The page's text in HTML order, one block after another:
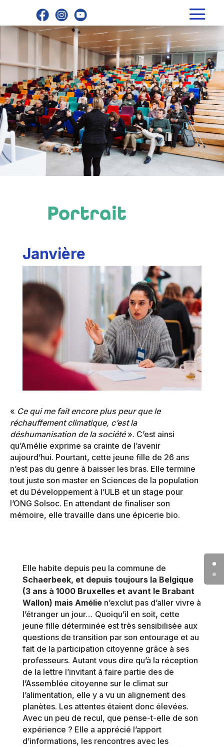
Portrait
Janvière
« Ce qui me fait encore plus peur que le
réchauffement climatique, c’est la
déshumanisation de la société». C’est ainsi
qu’Amélie exprime sa crainte de l’avenir
aujourd’hui. Pourtant, cette jeune fille de 26 ans
n’est pas du genre à baisser les bras. Elle termine
tout juste son master en Sciences de la population
et du Développement à l’ULB et un stage pour
l’ONG Solsoc. En attendant de finaliser son
mémoire, elle travaille dans une épicerie bio.
Elle habite depuis peu la commune de
Schaerbeek, et depuis toujours la Belgique
(3 ans à 1000 Bruxelles et avant le Brabant
Wallon) mais Amélie n’exclut pas d’aller vivre à
l’étranger un jour… Quoiqu’il en soit, cette
jeune fille déterminée est très sensibilisée aux
questions de transition par son entourage et au
fait de la participation citoyenne grâce à ses
professeurs. Autant vous dire qu’à la réception
de la lettre l’invitant à faire partie des de
l’Assemblée citoyenne sur le climat sur
l’alimentation, elle y a vu un alignement des
planètes. Les attentes étaient donc élevées.
Avec un peu de recul, que pense-t-elle de son
expérience ? Elle a apprécié l’apport
d’informations, les rencontres avec les